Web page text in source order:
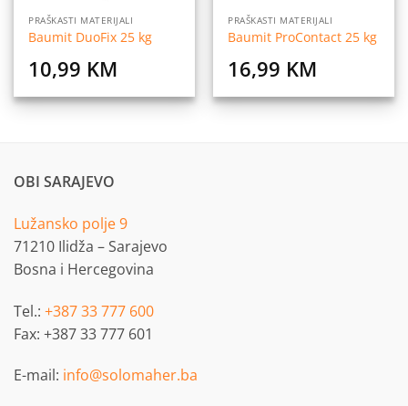
PRAŠKASTI MATERIJALI
Baumit DuoFix 25 kg
10,99 KM
PRAŠKASTI MATERIJALI
Baumit ProContact 25 kg
16,99 KM
OBI SARAJEVO
Lužansko polje 9
71210 Ilidža – Sarajevo
Bosna i Hercegovina
Tel.: +387 33 777 600
Fax: +387 33 777 601
E-mail: info@solomaher.ba